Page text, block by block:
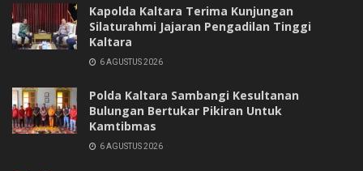
Kapolda Kaltara Terima Kunjungan
Silaturahmi Jajaran Pengadilan Tinggi
Kaltara
6 AGUSTUS 2026
Polda Kaltara Sambangi Kesultanan
Bulungan Bertukar Pikiran Untuk
Kamtibmas
6 AGUSTUS 2026